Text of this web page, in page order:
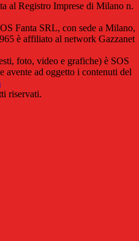
al Registro Imprese di Milano n.
Fanta SRL, con sede a Milano,
è affiliato al network Gazzanet
foto, video e grafiche) è SOS
avente ad oggetto i contenuti del
riservati.